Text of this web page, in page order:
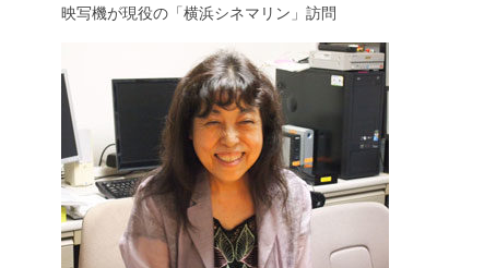
映写機が現役の「横浜シネマリン」訪問